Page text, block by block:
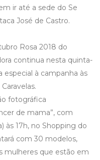
ir até a sede do Se
José de Castro.
Rosa 2018 do
continua nesta quinta-
especial à campanha às
fotográfica
de mama”, com
às 17h, no Shopping do
com 30 modelos,
mulheres que estão em